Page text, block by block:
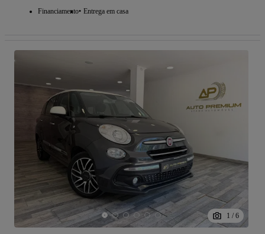
Financiamento Entrega em casa
1 / 6